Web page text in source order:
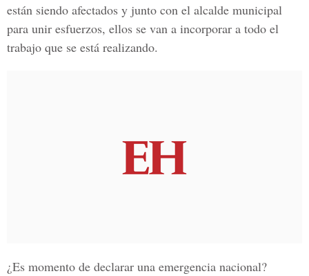
están siendo afectados y junto con el alcalde municipal
para unir esfuerzos, ellos se van a incorporar a todo el
trabajo que se está realizando.
¿Es momento de declarar una emergencia nacional?